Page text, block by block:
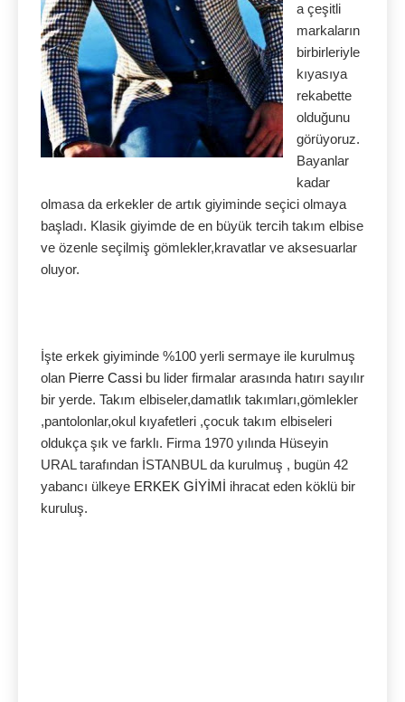
a çeşitli
markaların
birbirleriyle
kıyasıya
rekabette
olduğunu
görüyoruz.
Bayanlar
kadar
olmasa da erkekler de artık giyiminde seçici olmaya
başladı. Klasik giyimde de en büyük tercih takım elbise
ve özenle seçilmiş gömlekler,kravatlar ve aksesuarlar
oluyor.
İşte erkek giyiminde %100 yerli sermaye ile kurulmuş
olan Pierre Cassi bu lider firmalar arasında hatırı sayılır
bir yerde. Takım elbiseler,damatlık takımları,gömlekler
,pantolonlar,okul kıyafetleri ,çocuk takım elbiseleri
oldukça şık ve farklı. Firma 1970 yılında Hüseyin
URAL tarafından İSTANBUL da kurulmuş , bugün 42
yabancı ülkeye ERKEK GİYİMİ ihracat eden köklü bir
kuruluş.